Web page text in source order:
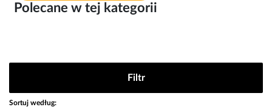
Polecane w tej kategorii
Filtr
Sortuj według: